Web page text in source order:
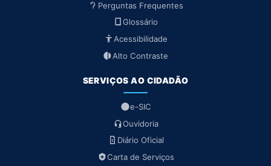
Perguntas Frequentes
Glossário
Acessibilidade
Alto Contraste
SERVIÇOS AO CIDADÃO
e-SIC
Ouvidoria
Diário Oficial
Carta de Serviços